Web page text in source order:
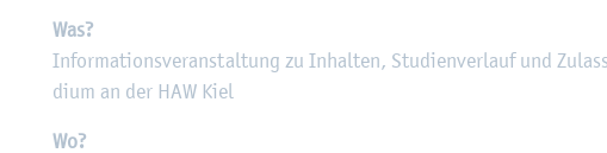
Was?
In­for­ma­ti­ons­ver­an­stal­tung zu In­hal­ten, Stu­di­en­ver­lauf und
di­um an der HAW Kiel
Wo?